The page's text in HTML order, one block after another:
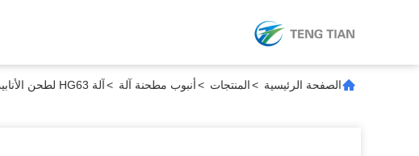
الصفحة الرئيسية >المنتجات >أنبوب مطحنة آلة >آلة HG63 لطحن الأنابيب لإنتاج الأنابيب المربعة والمستديرة